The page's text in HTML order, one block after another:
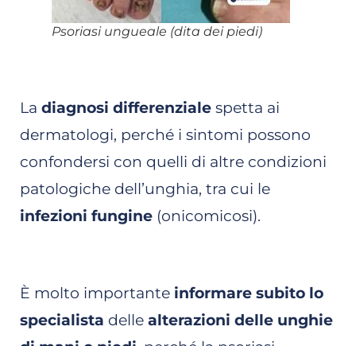
Psoriasi ungueale (dita dei piedi)
La diagnosi differenziale spetta ai
dermatologi, perché i sintomi possono
confondersi con quelli di altre condizioni
patologiche dell’unghia, tra cui le
infezioni fungine (onicomicosi).
È molto importante informare subito lo
specialista delle alterazioni delle unghie